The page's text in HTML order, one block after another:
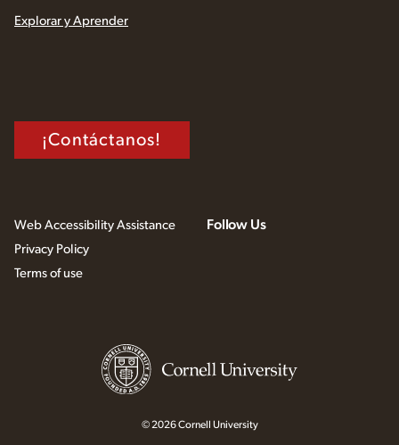
Explorar y Aprender
¡Contáctanos!
Web Accessibility Assistance
Privacy Policy
Terms of use
Follow Us
© 2026 Cornell University